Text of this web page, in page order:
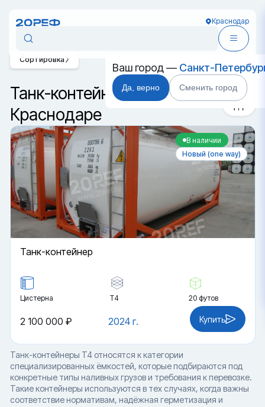
Краснодар
Ваш город — Санкт-
Да, верно Сменить город
Танк-контейнеры T4 в
Краснодаре
Сортировка
В наличии
Новый (one way)
Танк-контейнер
Цистерна Т4 20 футов
2024 г.
2 100 000 ₽ Купить
Танк-контейнеры T4 относятся к категории
специализированных ёмкостей, которые подбираются под
конкретные типы наливных грузов и требования к перевозке.
Такие контейнеры используются в тех случаях, когда важны
соответствие нормативам, надёжная герметизация и